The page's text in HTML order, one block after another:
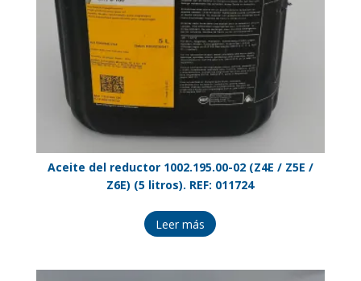
Aceite del reductor 1002.195.00-02 (Z4E / Z5E /
Z6E) (5 litros). REF: 011724
Leer más